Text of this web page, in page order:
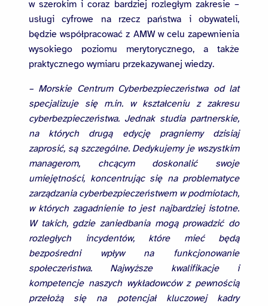
w szerokim i coraz bardziej rozległym zakresie –
usługi cyfrowe na rzecz państwa i obywateli,
będzie współpracować z AMW w celu zapewnienia
wysokiego poziomu merytorycznego, a także
praktycznego wymiaru przekazywanej wiedzy.
– Morskie Centrum Cyberbezpieczeństwa od lat
specjalizuje się m.in. w kształceniu z zakresu
cyberbezpieczeństwa. Jednak studia partnerskie,
na których drugą edycję pragniemy dzisiaj
zaprosić, są szczególne. Dedykujemy je wszystkim
managerom, chcącym doskonalić swoje
umiejętności, koncentrując się na problematyce
zarządzania cyberbezpieczeństwem w podmiotach,
w których zagadnienie to jest najbardziej istotne.
W takich, gdzie zaniedbania mogą prowadzić do
rozległych incydentów, które mieć będą
bezpośredni wpływ na funkcjonowanie
społeczeństwa. Najwyższe kwalifikacje i
kompetencje naszych wykładowców z pewnością
przełożą się na potencjał kluczowej kadry